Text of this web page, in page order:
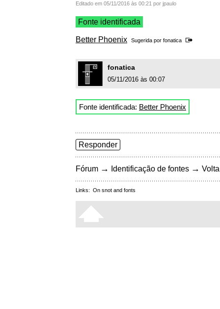
Editado em 05/11/2016 às 00:21 por jpaulo
Fonte identificada
Better Phoenix Sugerida por fonatica
fonatica
05/11/2016 às 00:07
Fonte identificada: Better Phoenix
Responder
Fórum → Identificação de fontes →
Links: On snot and fonts